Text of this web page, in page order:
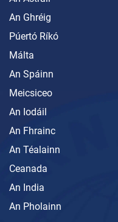
An Ghréig
Púertó Ríkó
Málta
An Spáinn
Meicsiceo
An Iodáil
An Fhrainc
An Téalainn
Ceanada
An India
An Pholainn